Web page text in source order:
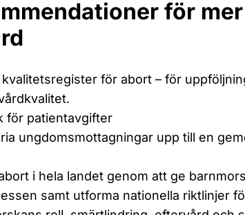
för
för abort – för
för patientavgifter
ungdomsmottagningar upp till en
i hela landet genom att ge
samt utforma nationella riktlinjer